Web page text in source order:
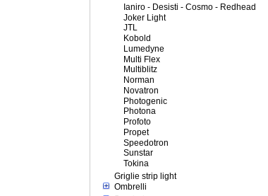
Ianiro - Desisti - Cosmo - Redhead
Joker Light
JTL
Kobold
Lumedyne
Multi Flex
Multiblitz
Norman
Novatron
Photogenic
Photona
Profoto
Propet
Speedotron
Sunstar
Tokina
Griglie strip light
Ombrelli